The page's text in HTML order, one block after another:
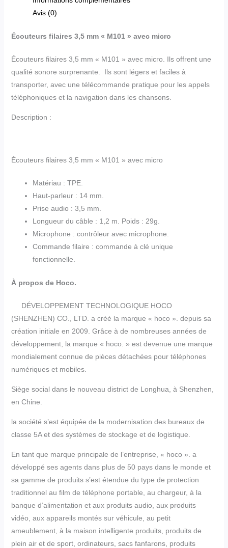
Avis (0)
Écouteurs filaires 3,5 mm « M101 » avec micro
Écouteurs filaires 3,5 mm « M101 » avec micro. Ils offrent une
qualité sonore surprenante. Ils sont légers et faciles à
transporter, avec une télécommande pratique pour les appels
téléphoniques et la navigation dans les chansons.
Description :
Écouteurs filaires 3,5 mm « M101 » avec micro
Matériau : TPE.
Haut-parleur : 14 mm.
Prise audio : 3,5 mm.
Longueur du câble : 1,2 m. Poids : 29g.
Microphone : contrôleur avec microphone.
Commande filaire : commande à clé unique
fonctionnelle.
À propos de Hoco.
DÉVELOPPEMENT TECHNOLOGIQUE HOCO
(SHENZHEN) CO., LTD. a créé la marque « hoco ». depuis sa
création initiale en 2009. Grâce à de nombreuses années de
développement, la marque « hoco. » est devenue une marque
mondialement connue de pièces détachées pour téléphones
numériques et mobiles.
Siège social dans le nouveau district de Longhua, à Shenzhen,
en Chine.
la société s’est équipée de la modernisation des bureaux de
classe 5A et des systèmes de stockage et de logistique.
En tant que marque principale de l’entreprise, « hoco ». a
développé ses agents dans plus de 50 pays dans le monde et
sa gamme de produits s’est étendue du type de protection
traditionnel au film de téléphone portable, au chargeur, à la
banque d’alimentation et aux produits audio, aux produits
vidéo, aux appareils montés sur véhicule, au petit
ameublement, à la maison intelligente produits, produits de
plein air et de sport, ordinateurs, sacs fanfarons, produits